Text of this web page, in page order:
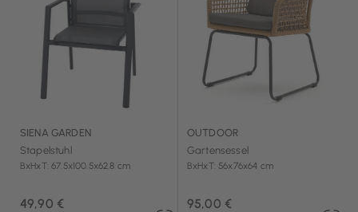
SIENA GARDEN
Stapelstuhl
BxHxT: 67.5x100.5x62.8 cm
49,90 €
OUTDOOR
Gartensessel
BxHxT: 56x76x64 cm
95,00 €